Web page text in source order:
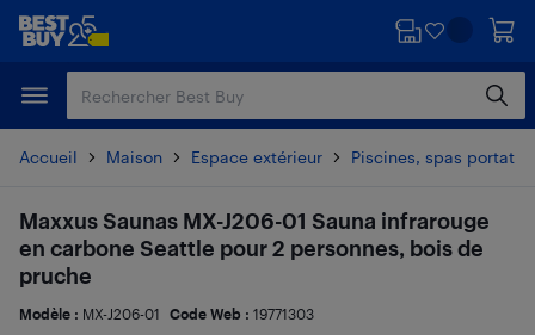
Passer
principal
Passer
Accueil Maison Espace extérieur Piscines, spas
Maxxus Saunas MX-J206-01 Sauna infrarouge
en carbone Seattle pour 2 personnes, bois de
pruche
Modèle : MX-J206-01 Code Web : 19771303